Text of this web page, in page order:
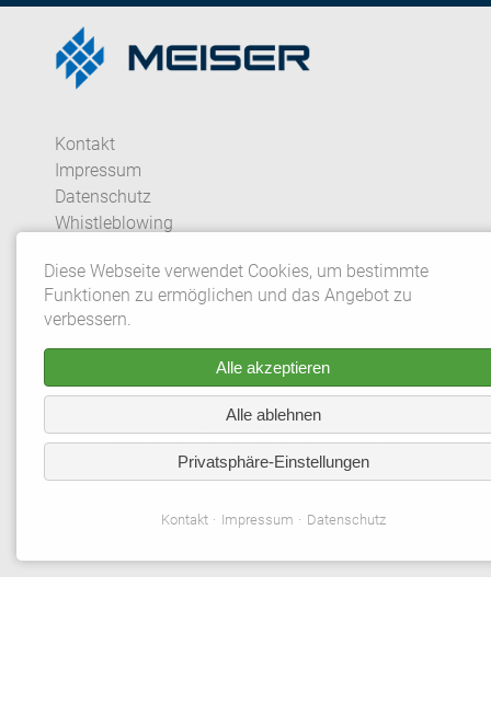
Kontakt
Impressum
Datenschutz
Whistleblowing
Datenschutzeinstellungen
© 2026 Gebrüder MEISER GmbH. Alle Rechte
*Aus redaktionellen Gründen wird bei
Personenbezeichnungen und personenbezogenen
Hauptwörtern die männliche Form verwendet.
Entsprechende Begriffe gelten im Sinne der
verkürzte Sprachform beinhaltet keine Wertung.
Diese Webseite verwendet Cookies, um bestimmte
Funktionen zu ermöglichen und das Angebot zu
verbessern.
Alle akzeptieren
Alle ablehnen
Privatsphäre-Einstellungen
Kontakt Impressum Datenschutz